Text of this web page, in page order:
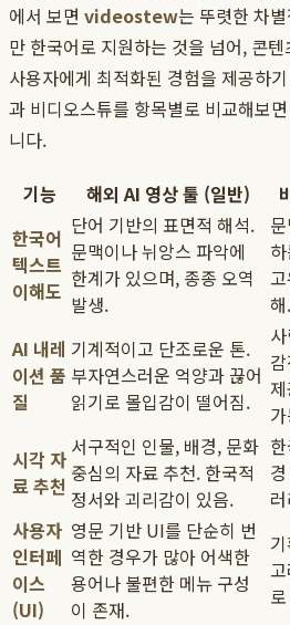
에서 보면 videostew는 뚜렷한 차
만 한국어로 지원하는 것을 넘어, 콘
사용자에게 최적화된 경험을 제공하
과 비디오스튜를 항목별로 비교해보
니다.
기능 해외 AI 영상 툴 (일반)
한국어
텍스트
이해도
단어 기반의 표면적 해석.
문맥이나 뉘앙스 파악에
한계가 있으며, 종종 오역
발생.
해.
AI 내레
이션 품
질
기계적이고 단조로운 톤.
부자연스러운 억양과 끊어
읽기로 몰입감이 떨어짐.
시각 자
료 추천
서구적인 인물, 배경, 문화
중심의 자료 추천. 한국적
정서와 괴리감이 있음.
사용자
인터페
이스
(UI)
영문 기반 UI를 단순히 번
역한 경우가 많아 어색한
용어나 불편한 메뉴 구성
이 존재.